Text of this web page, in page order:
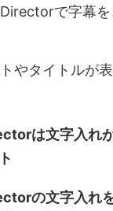
で字幕を
やタイトルが
は文字入れ
の文字入れ